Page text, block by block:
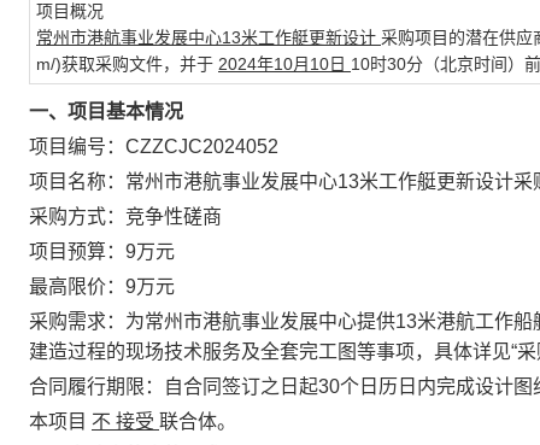
项目概况
常州市港航事业发展中心13米工作艇更新设计 采购项目的潜在供应
m/)获取采购文件，并于 2024年10月10日 10时30分（北京时间）
一、项目基本情况
项目编号：CZZCJC2024052
项目名称：常州市港航事业发展中心13米工作艇更新设计采
采购方式：竞争性磋商
项目预算：9万元
最高限价：9万元
采购需求：为常州市港航事业发展中心提供13米港航工作
建造过程的现场技术服务及全套完工图等事项，具体详见“采
合同履行期限：自合同签订之日起30个日历日内完成设计图
本项目 不 接受 联合体。